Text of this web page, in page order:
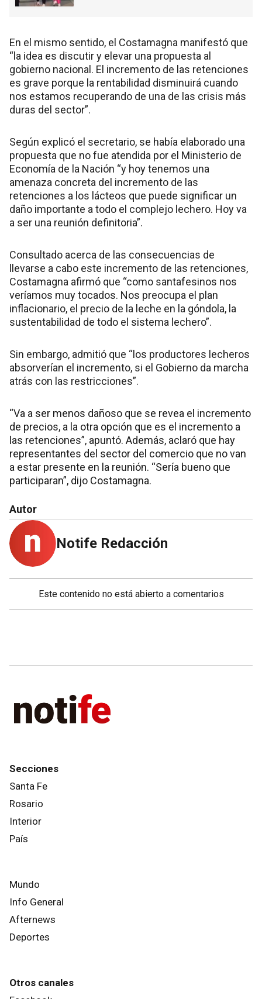
En el mismo sentido, el Costamagna manifestó que
“la idea es discutir y elevar una propuesta al
gobierno nacional. El incremento de las retenciones
es grave porque la rentabilidad disminuirá cuando
nos estamos recuperando de una de las crisis más
duras del sector”.
Según explicó el secretario, se había elaborado una
propuesta que no fue atendida por el Ministerio de
Economía de la Nación “y hoy tenemos una
amenaza concreta del incremento de las
retenciones a los lácteos que puede significar un
daño importante a todo el complejo lechero. Hoy va
a ser una reunión definitoria”.
Consultado acerca de las consecuencias de
llevarse a cabo este incremento de las retenciones,
Costamagna afirmó que “como santafesinos nos
veríamos muy tocados. Nos preocupa el plan
inflacionario, el precio de la leche en la góndola, la
sustentabilidad de todo el sistema lechero”.
Sin embargo, admitió que “los productores lecheros
absorverían el incremento, si el Gobierno da marcha
atrás con las restricciones”.
“Va a ser menos dañoso que se revea el incremento
de precios, a la otra opción que es el incremento a
las retenciones”, apuntó. Además, aclaró que hay
representantes del sector del comercio que no van
a estar presente en la reunión. “Sería bueno que
participaran”, dijo Costamagna.
Autor
Notife Redacción
Este contenido no está abierto a comentarios
Secciones
Santa Fe
Rosario
Interior
País
Mundo
Info General
Afternews
Deportes
Otros canales